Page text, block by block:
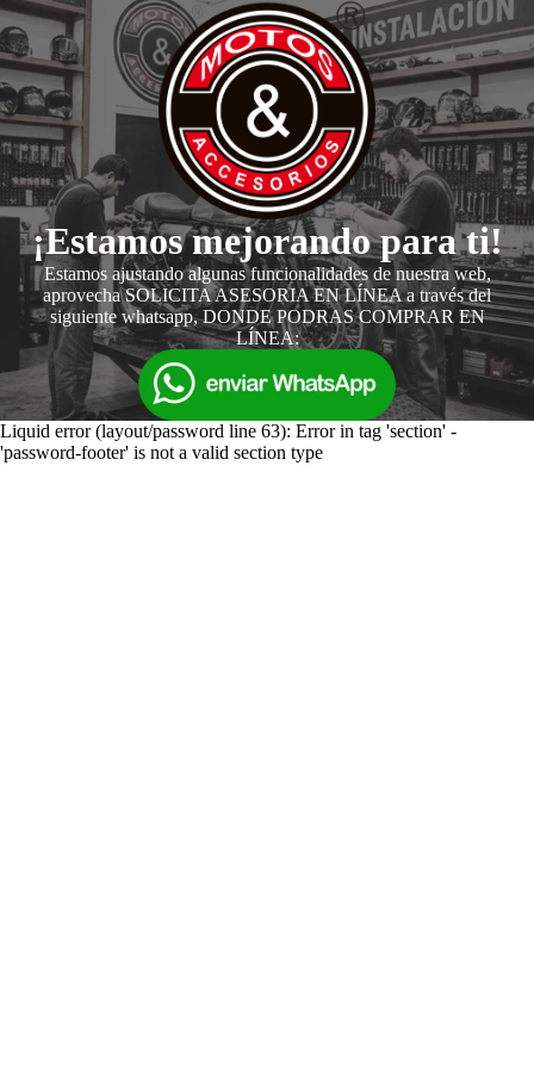
¡Estamos mejorando para ti!
Estamos ajustando algunas funcionalidades de nuestra web,
aprovecha SOLICITA ASESORIA EN LÍNEA a través del
siguiente whatsapp, DONDE PODRAS COMPRAR EN
LÍNEA:
Liquid error (layout/password line 63): Error in tag 'section' -
'password-footer' is not a valid section type